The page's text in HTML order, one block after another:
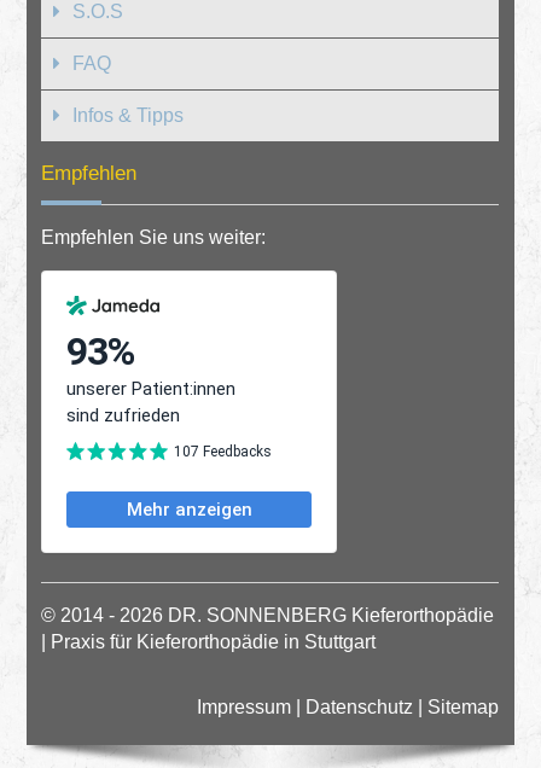
S.O.S
FAQ
Infos & Tipps
Empfehlen
Empfehlen Sie uns weiter:
© 2014 - 2026 DR. SONNENBERG Kieferorthopädie
| Praxis für Kieferorthopädie in Stuttgart
Impressum Datenschutz Sitemap